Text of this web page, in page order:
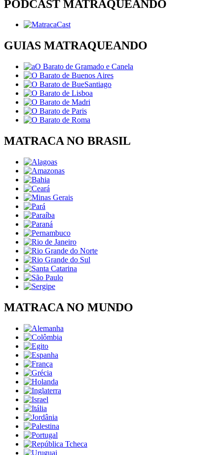
PODCAST MATRAQUEANDO
GUIAS MATRAQUEANDO
MATRACA NO BRASIL
MATRACA NO MUNDO